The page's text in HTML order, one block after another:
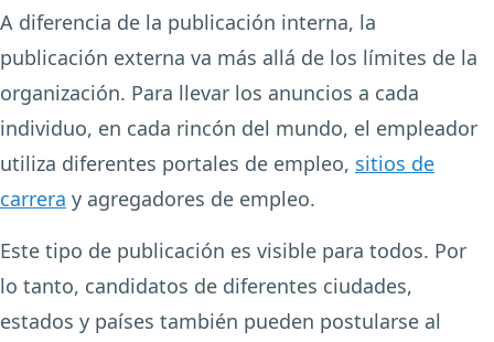
A diferencia de la publicación interna, la
publicación externa va más allá de los límites de la
organización. Para llevar los anuncios a cada
individuo, en cada rincón del mundo, el empleador
utiliza diferentes portales de empleo, sitios de
carrera y agregadores de empleo.
Este tipo de publicación es visible para todos. Por
lo tanto, candidatos de diferentes ciudades,
estados y países también pueden postularse al